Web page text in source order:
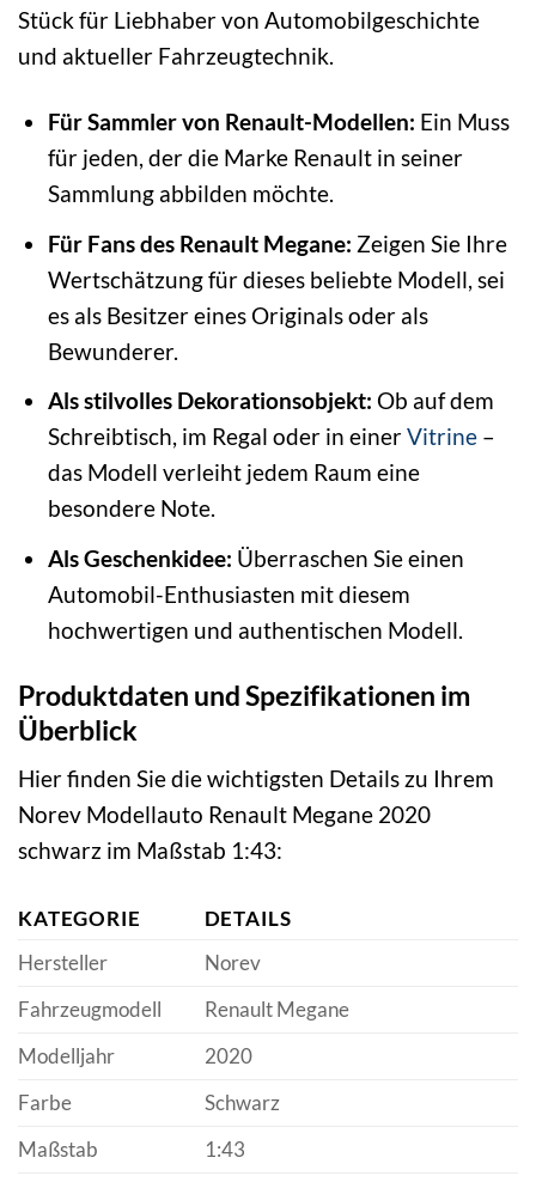
Stück für Liebhaber von Automobilgeschichte
und aktueller Fahrzeugtechnik.
Für Sammler von Renault-Modellen: Ein Muss
für jeden, der die Marke Renault in seiner
Sammlung abbilden möchte.
Für Fans des Renault Megane: Zeigen Sie Ihre
Wertschätzung für dieses beliebte Modell, sei
es als Besitzer eines Originals oder als
Bewunderer.
Als stilvolles Dekorationsobjekt: Ob auf dem
Schreibtisch, im Regal oder in einerVitrine–
das Modell verleiht jedem Raum eine
besondere Note.
Als Geschenkidee: Überraschen Sie einen
Automobil-Enthusiasten mit diesem
hochwertigen und authentischen Modell.
Produktdaten und Spezifikationen im
Überblick
Hier finden Sie die wichtigsten Details zu Ihrem
Norev Modellauto Renault Megane 2020
schwarz im Maßstab 1:43:
KATEGORIE
DETAILS
Hersteller
Norev
Fahrzeugmodell
Renault Megane
Modelljahr
2020
Farbe
Schwarz
Maßstab
1:43